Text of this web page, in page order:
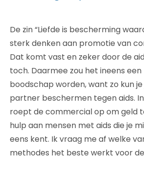
De zin “Liefde is bescherming
sterk denken aan promotie van
Dat komt vast en zeker door de
toch. Daarmee zou het ineens
boodschap worden, want zo kun je
partner beschermen tegen aids.
roept de commercial op om geld
hulp aan mensen met aids die je
eens kent. Ik vraag me af welke
methodes het beste werkt voor